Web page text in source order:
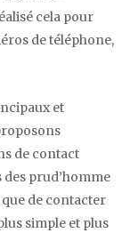
cela pour
de téléphone,
et
de contact
des prud’homme
de contacter
simple et plus